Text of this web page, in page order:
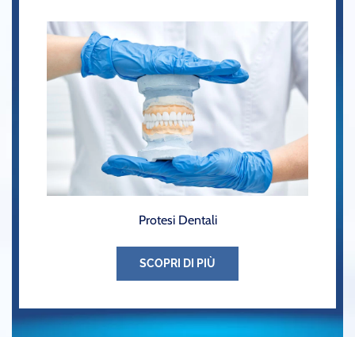
Protesi Dentali
SCOPRI DI PIÙ